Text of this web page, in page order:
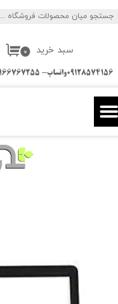
تغییر گذر واژه
سفارشات
خروج از حساب کاربری
۰ سبد خرید